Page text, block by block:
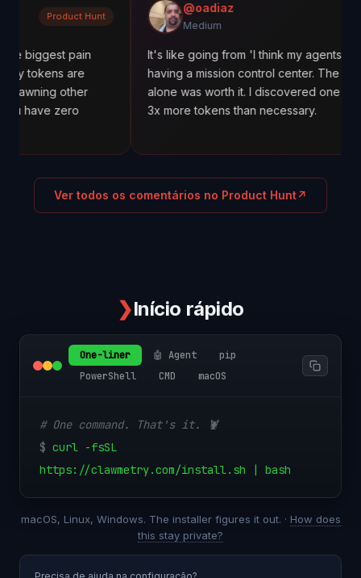
pain
are
@oadiaz
Medium
It's like going from 'I think my agents are working'
having a mission control center. The cost tracking
alone was worth it. I discovered one agent was
3x more tokens than necessary.
Ver todos os comentários no Product Hunt↗
❯Início rápido
One-liner 🤖 Agent
pip
PowerShell
CMD macOS
# One command. That's it. 🦞
$ curl -fsSL
https://clawmetry.com/install.sh | bash
macOS, Linux, Windows. The installer figures it out. · How does
this stay private?